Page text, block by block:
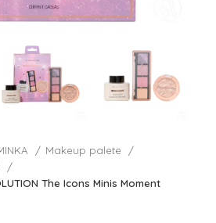
Makeup palete
The Icons Minis Moment